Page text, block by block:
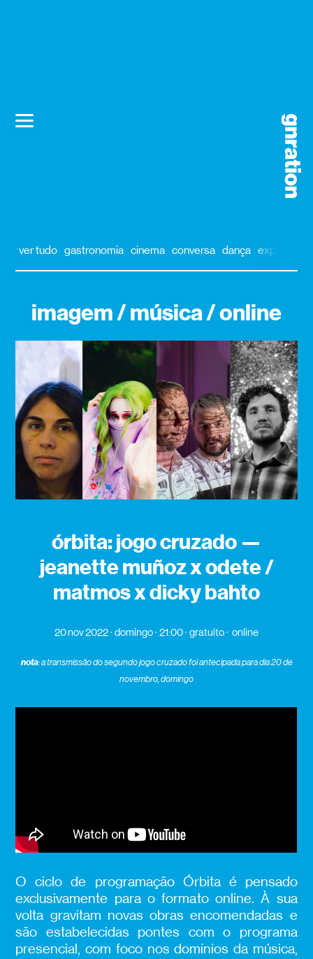
ver tudo gastronomia cinema conversa dança exposição
imagem / música / online
órbita: jogo cruzado —
jeanette muñoz x odete /
matmos x dicky bahto
20 nov 2022 domingo 21:00 gratuito online
nota: a transmissão do segundo jogo cruzado foi antecipada para dia 20 de
novembro, domingo
O ciclo de programação Órbita é pensado
exclusivamente para o formato online. À sua
volta gravitam novas obras encomendadas e
são estabelecidas pontes com o programa
presencial, com foco nos domínios da música,